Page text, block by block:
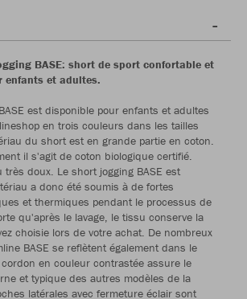
BASE: short de sport confortable et
enfants et adultes.
est disponible pour enfants et adultes
en trois couleurs dans les tailles
du short est en grande partie en coton.
il s'agit de coton biologique certifié.
très doux. Le short jogging BASE est
a donc été soumis à de fortes
et thermiques pendant le processus de
qu'après le lavage, le tissu conserve la
choisie lors de votre achat. De nombreux
BASE se reflètent également dans le
en couleur contrastée assure le
et typique des autres modèles de la
latérales avec fermeture éclair sont